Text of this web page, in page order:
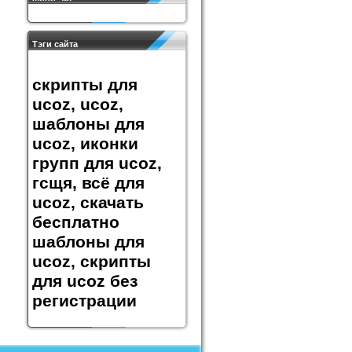
Тэги сайта
скрипты для
ucoz, ucoz,
шаблоны для
ucoz, иконки
групп для ucoz,
гсщя, всё для
ucoz, скачать
бесплатно
шаблоны для
ucoz, скрипты
для ucoz без
регистрации